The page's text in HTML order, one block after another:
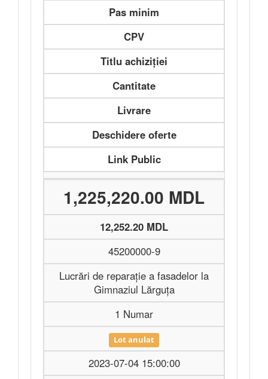
Pas minim
CPV
Titlu achiziției
Cantitate
Livrare
Deschidere oferte
Link Public
1,225,220.00 MDL
12,252.20 MDL
45200000-9
Lucrări de reparație a fasadelor la
Gimnaziul Lărguța
1 Numar
Lot anulat
2023-07-04 15:00:00